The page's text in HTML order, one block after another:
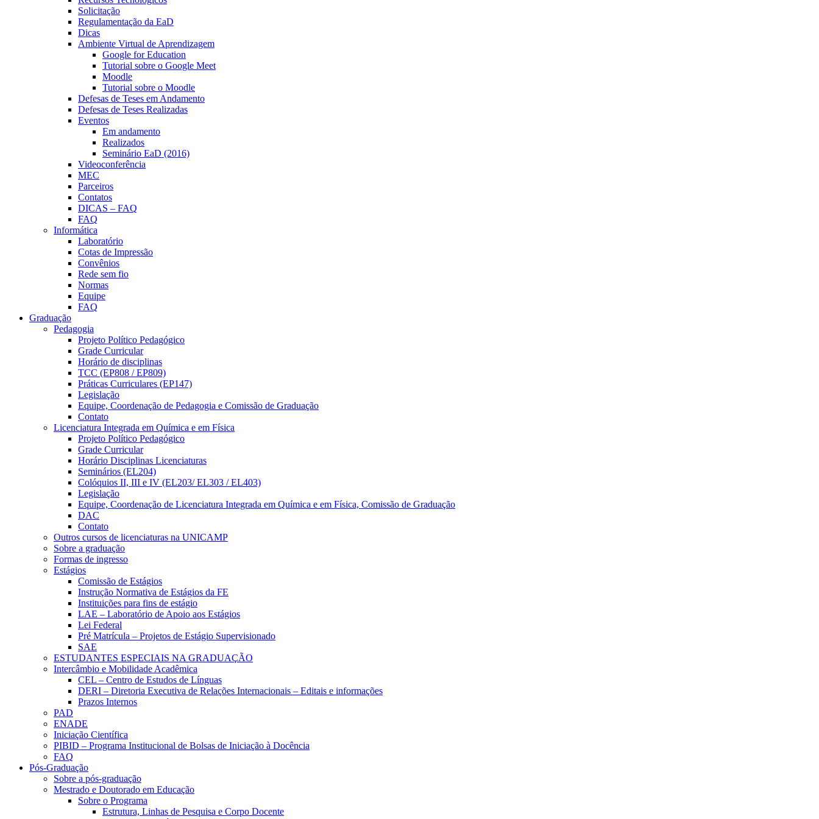
Solicitação
Regulamentação da EaD
Dicas
Ambiente Virtual de Aprendizagem
Google for Education
Tutorial sobre o Google Meet
Moodle
Tutorial sobre o Moodle
Defesas de Teses em Andamento
Defesas de Teses Realizadas
Eventos
Em andamento
Realizados
Seminário EaD (2016)
Videoconferência
MEC
Parceiros
Contatos
DICAS – FAQ
FAQ
Informática
Laboratório
Cotas de Impressão
Convênios
Rede sem fio
Normas
Equipe
FAQ
Graduação
Pedagogia
Projeto Político Pedagógico
Grade Curricular
Horário de disciplinas
TCC (EP808 / EP809)
Práticas Curriculares (EP147)
Legislação
Equipe, Coordenação de Pedagogia e Comissão de Graduação
Contato
Licenciatura Integrada em Química e em Física
Projeto Político Pedagógico
Grade Curricular
Horário Disciplinas Licenciaturas
Seminários (EL204)
Colóquios II, III e IV (EL203/ EL303 / EL403)
Legislação
Equipe, Coordenação de Licenciatura Integrada em Química e em Física, Comissão de Graduação
DAC
Contato
Outros cursos de licenciaturas na UNICAMP
Sobre a graduação
Formas de ingresso
Estágios
Comissão de Estágios
Instrução Normativa de Estágios da FE
Instituições para fins de estágio
LAE – Laboratório de Apoio aos Estágios
Lei Federal
Pré Matrícula – Projetos de Estágio Supervisionado
SAE
ESTUDANTES ESPECIAIS NA GRADUAÇÃO
Intercâmbio e Mobilidade Acadêmica
CEL – Centro de Estudos de Línguas
DERI – Diretoria Executiva de Relações Internacionais – Editais e informações
Prazos Internos
PAD
ENADE
Iniciação Científica
PIBID – Programa Institucional de Bolsas de Iniciação à Docência
FAQ
Pós-Graduação
Sobre a pós-graduação
Mestrado e Doutorado em Educação
Sobre o Programa
Estrutura, Linhas de Pesquisa e Corpo Docente